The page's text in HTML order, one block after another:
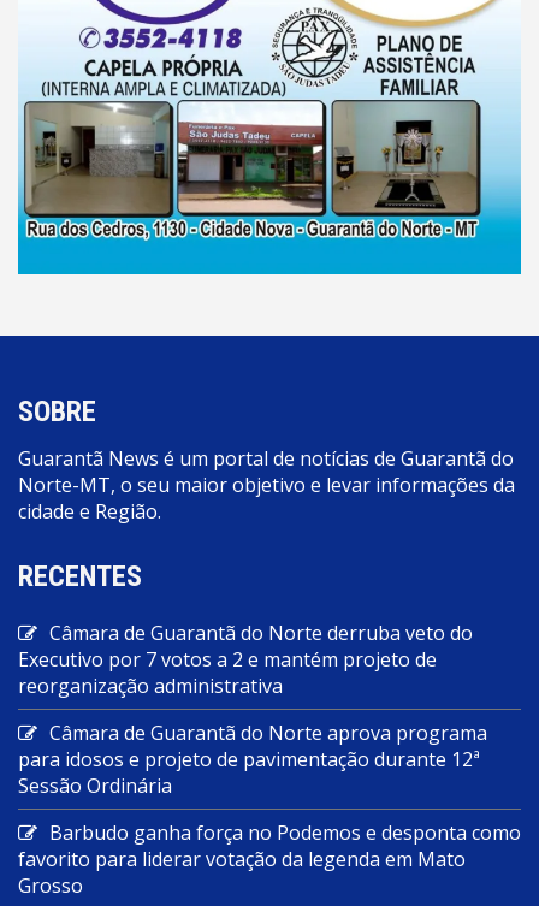
SOBRE
Guarantã News é um portal de notícias de Guarantã do
Norte-MT, o seu maior objetivo e levar informações da
cidade e Região.
RECENTES
Câmara de Guarantã do Norte derruba veto do
Executivo por 7 votos a 2 e mantém projeto de
reorganização administrativa
Câmara de Guarantã do Norte aprova programa
para idosos e projeto de pavimentação durante 12ª
Sessão Ordinária
Barbudo ganha força no Podemos e desponta como
favorito para liderar votação da legenda em Mato
Grosso